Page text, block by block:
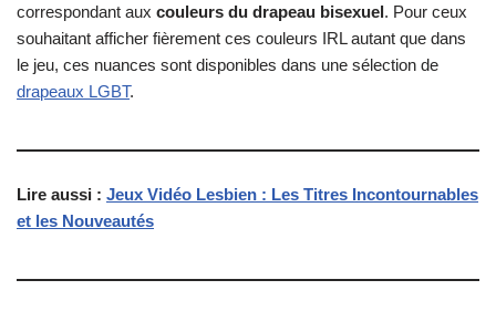
correspondant aux couleurs du drapeau bisexuel. Pour ceux
souhaitant afficher fièrement ces couleurs IRL autant que dans
le jeu, ces nuances sont disponibles dans une sélection de
drapeaux LGBT.
Lire aussi : Jeux Vidéo Lesbien : Les Titres Incontournables
et les Nouveautés